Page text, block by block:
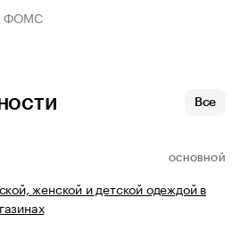
ФОМС
Все
ОСНОВНОЙ
женской и детской одеждой в